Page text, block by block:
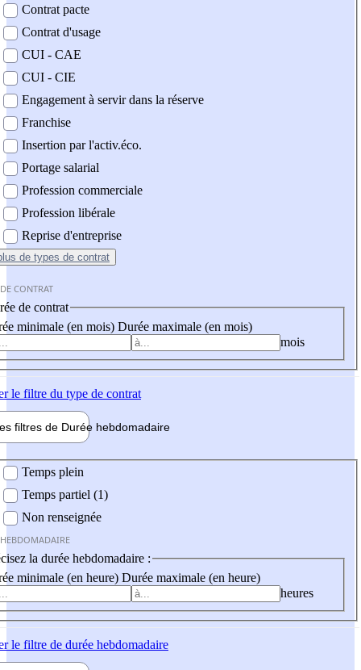
Contrat pacte
Contrat d'usage
CUI - CAE
CUI - CIE
Engagement à servir dans la réserve
Franchise
Insertion par l'activ.éco.
Portage salarial
Profession commerciale
Profession libérale
Reprise d'entreprise
de types de contrat
CONTRAT
de contrat
minimale (en mois) Durée maximale (en mois)
mois
le filtre du type de contrat
filtres de Durée hebdomadaire
Temps plein
Temps partiel (1)
Non renseignée
la durée hebdomadaire :
minimale (en heure) Durée maximale (en heure)
heures
le filtre de durée hebdomadaire